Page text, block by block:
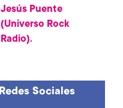
Jesús Puente
(Universo Rock
Radio).
Redes Sociales